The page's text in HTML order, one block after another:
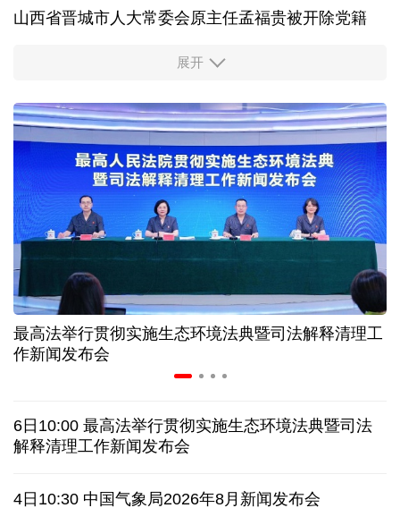
山西省晋城市人大常委会原主任孟福贵被开除党籍
中国多地出台带薪休假新政 释放消费潜力
入境游火热 前7月北京离境退税各项数据均创新高
我国自阿根廷进口的牛肉已达到规定数量的50%
上半年我国黄金消费量511.412吨，同比增长1.23%
AI客服承诺不实、人工客服接入困难 中消协回应
数据有了“身份证” 我国正稳步推进数据产权登记
白宫否认特朗普与赫格塞思因弹药库存短缺发生争执
美媒称美国增派人手 在古巴加大力度开展情报活动
展开
最高法举行贯彻实施生态环境法典暨司法解释清理工
作新闻发布会
6日10:00 最高法举行贯彻实施生态环境法典暨司法
解释清理工作新闻发布会
4日10:30 中国气象局2026年8月新闻发布会